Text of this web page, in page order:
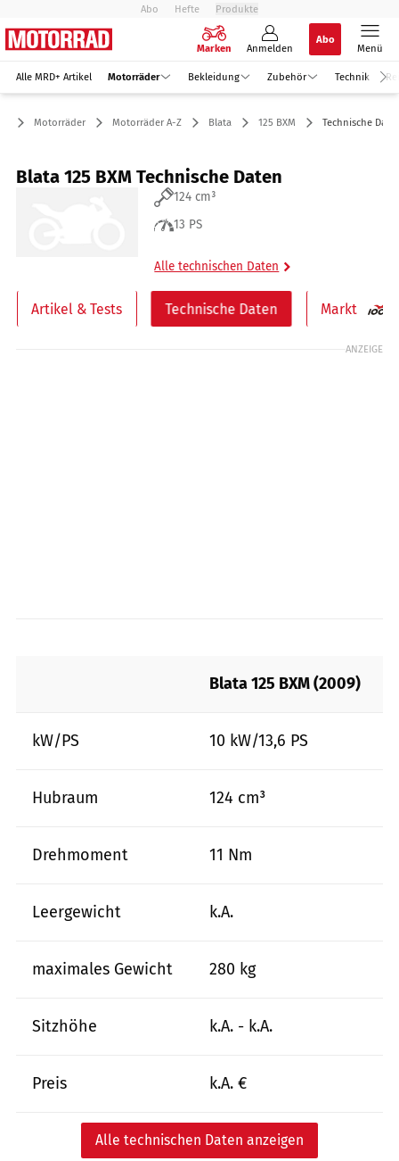
Abo Hefte Produkte
Marken Anmelden
Abo
Menü
Alle MRD+ Artikel Motorräder Bekleidung Zubehör Technik
Motorräder Motorräder A-Z Blata 125 BXM Technische
Blata 125 BXM Technische Daten
124 cm³
13 PS
Alle technischen Daten
Artikel & Tests Technische Daten Markt
ANZEIGE
Blata 125 BXM (2009)
kW/PS 10 kW/13,6 PS
Hubraum 124 cm³
Drehmoment 11 Nm
Leergewicht k.A.
maximales Gewicht 280 kg
Sitzhöhe k.A. - k.A.
Preis k.A. €
Alle technischen Daten anzeigen